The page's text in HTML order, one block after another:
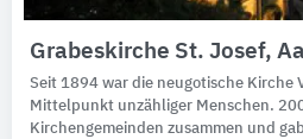
Grabeskirche St. Josef,
Seit 1894 war die neugotische Kirche
Mittelpunkt unzähliger Menschen.
Kirchengemeinden zusammen und